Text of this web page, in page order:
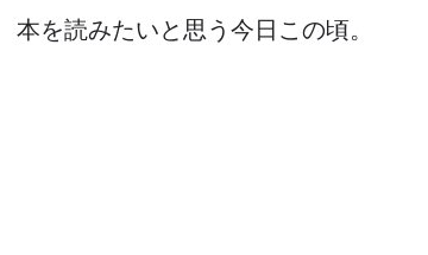
本を読みたいと思う今日この頃。